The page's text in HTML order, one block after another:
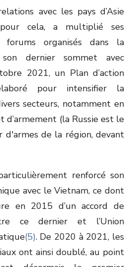
avec les pays d’Asie
cela, a multiplié ses
forums organisés dans la
dernier sommet avec
2021, un Plan d’action
pour intensifier la
secteurs, notamment en
d’armement (la Russie est le
d'armes de la région, devant
renforcé son
avec le Vietnam, ce dont
en 2015 d’un accord de
ce dernier et l’Union
(5). De 2020 à 2021, les
ont ainsi doublé, au point